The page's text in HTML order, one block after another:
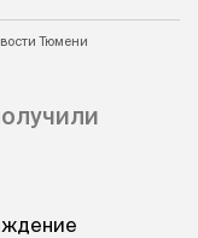
Тюмени